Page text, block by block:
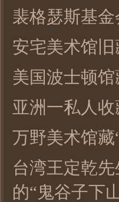
裴格瑟斯基
安宅美术馆
美国波士顿
亚洲一私人
万野美术馆藏
台湾王定乾
的“鬼谷子下